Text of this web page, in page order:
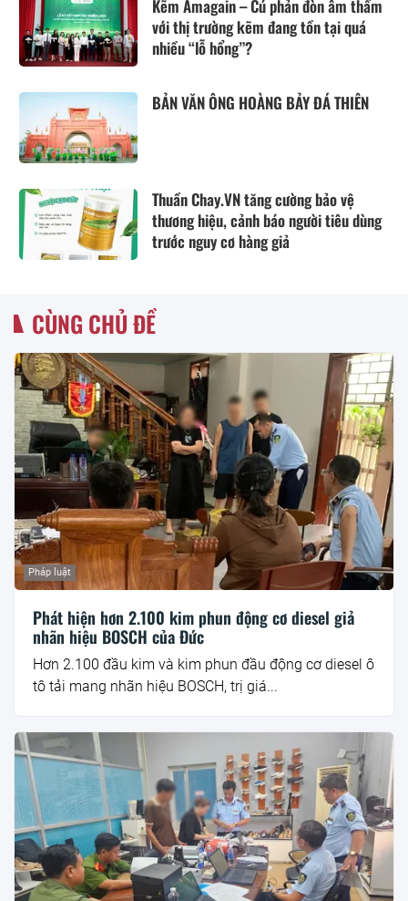
Kẽm Amagain – Cú phản đòn âm thầm
với thị trường kẽm đang tồn tại quá
nhiều “lỗ hổng”?
BẢN VĂN ÔNG HOÀNG BẢY ĐÁ THIÊN
Thuần Chay.VN tăng cường bảo vệ
thương hiệu, cảnh báo người tiêu dùng
trước nguy cơ hàng giả
CÙNG CHỦ ĐỀ
Pháp luật
Phát hiện hơn 2.100 kim phun động cơ diesel giả
nhãn hiệu BOSCH của Đức
Hơn 2.100 đầu kim và kim phun đầu động cơ diesel ô
tô tải mang nhãn hiệu BOSCH, trị giá...